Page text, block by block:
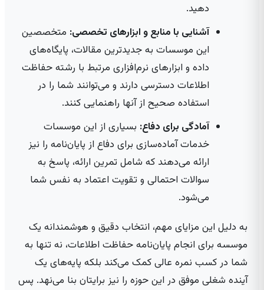
دهید.
آشنایی با منابع و ابزارهای تخصصی: متخصصین
این موسسات به جدیدترین مقالات، پایگاه‌های
داده و ابزارهای نرم‌افزاری مرتبط با رشته حفاظت
اطلاعات دسترسی دارند و می‌توانند شما را در
استفاده صحیح از آنها راهنمایی کنند.
آمادگی برای دفاع: بسیاری از این موسسات
خدمات آماده‌سازی برای دفاع از پایان‌نامه را نیز
ارائه می‌دهند که شامل تمرین ارائه، پاسخ به
سوالات احتمالی و تقویت اعتماد به نفس شما
می‌شود.
به دلیل این مزایای مهم، انتخاب دقیق و هوشمندانه یک
موسسه برای انجام پایان‌نامه حفاظت اطلاعات، نه تنها به
شما در کسب نمره عالی کمک می‌کند بلکه پایه‌های یک
آینده شغلی موفق در این حوزه را نیز برایتان بنا می‌نهد. پس